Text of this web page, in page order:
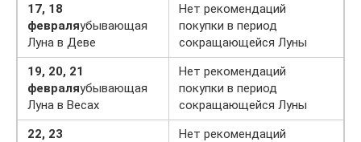
17, 18
февраляубывающая
Луна в Деве
Нет рекомендаций
покупки в период
сокращающейся Луны
19, 20, 21
февраляубывающая
Луна в Весах
Нет рекомендаций
покупки в период
сокращающейся Луны
22, 23
Нет рекомендаций